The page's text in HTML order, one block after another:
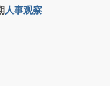
人事观察